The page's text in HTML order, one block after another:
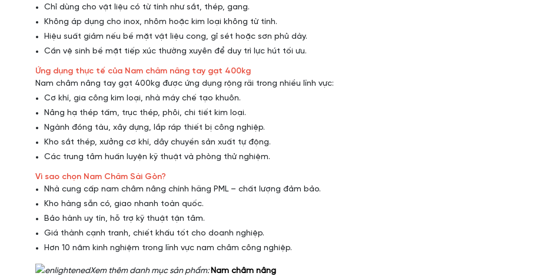
Chỉ dùng cho vật liệu có từ tính như sắt, thép, gang.
Không áp dụng cho inox, nhôm hoặc kim loại không từ tính.
Hiệu suất giảm nếu bề mặt vật liệu cong, gỉ sét hoặc sơn phủ dày.
Cần vệ sinh bề mặt tiếp xúc thường xuyên để duy trì lực hút tối ưu.
Ứng dụng thực tế của Nam châm nâng tay gạt 400kg
Nam châm nâng tay gạt 400kg được ứng dụng rộng rãi trong nhiều lĩnh vực:
Cơ khí, gia công kim loại, nhà máy chế tạo khuôn.
Nâng hạ thép tấm, trục thép, phôi, chi tiết kim loại.
Ngành đóng tàu, xây dựng, lắp ráp thiết bị công nghiệp.
Kho sắt thép, xưởng cơ khí, dây chuyền sản xuất tự động.
Các trung tâm huấn luyện kỹ thuật và phòng thử nghiệm.
Vì sao chọn Nam Châm Sài Gòn?
Nhà cung cấp nam châm nâng chính hãng PML – chất lượng đảm bảo.
Kho hàng sẵn có, giao nhanh toàn quốc.
Bảo hành uy tín, hỗ trợ kỹ thuật tận tâm.
Giá thành cạnh tranh, chiết khấu tốt cho doanh nghiệp.
Hơn 10 năm kinh nghiệm trong lĩnh vực nam châm công nghiệp.
Xem thêm danh mục sản phẩm: Nam châm nâng